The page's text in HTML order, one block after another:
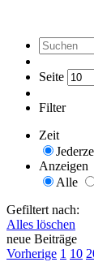
Seite
Filter
Zeit
Anzeigen
Alle
Gefiltert nach:
Alles löschen
neue Beiträge
Vorherige 1 10